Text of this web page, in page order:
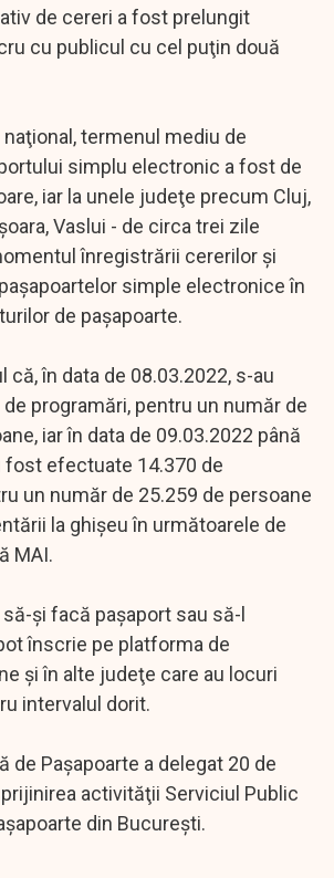
de cereri a fost prelungit
cu publicul cu cel puţin două
termenul mediu de
simplu electronic a fost de
iar la unele judeţe precum Cluj,
Vaslui - de circa trei zile
înregistrării cererilor şi
simple electronice în
de paşapoarte.
în data de 08.03.2022, s-au
programări, pentru un număr de
iar în data de 09.03.2022 până
fost efectuate 14.370 de
un număr de 25.259 de persoane
la ghişeu în următoarele de
MAI.
şi facă paşaport sau să-l
înscrie pe platforma de
şi în alte judeţe care au locuri
intervalul dorit.
de Paşapoarte a delegat 20 de
activităţii Serviciul Public
din Bucureşti.